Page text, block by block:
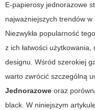
E-papierosy jednorazowe
najważniejszych trendów
Niezwykła popularność
z ich łatwości
designu. Wśród szerokiej
warto zwrócić szczególną
Jednorazowe oraz
black. W niniejszym